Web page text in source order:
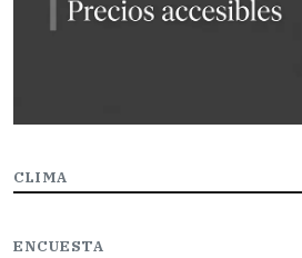
CLIMA
ENCUESTA